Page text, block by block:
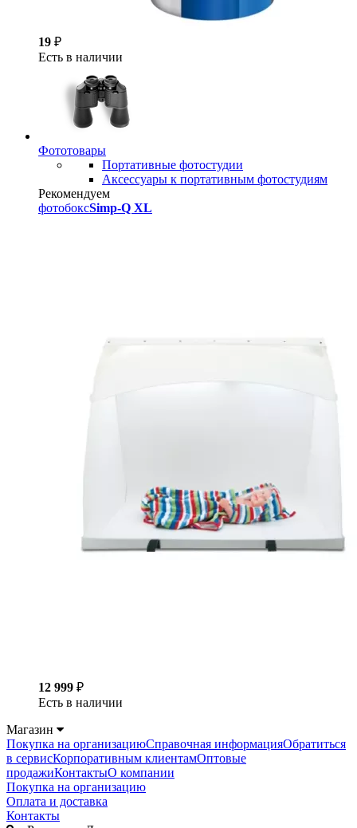
19 ₽
Есть в наличии
Фототовары
Портативные фотостудии
Аксессуары к портативным фотостудиям
Рекомендуем
фотобоксSimp-Q XL
12 999 ₽
Есть в наличии
Магазин
Покупка на организациюСправочная информацияОбратиться
в сервисКорпоративным клиентамОптовые
продажиКонтактыО компании
Покупка на организацию
Оплата и доставка
Контакты